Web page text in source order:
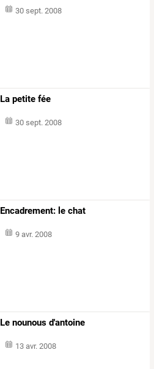
30 sept. 2008
La petite fée
30 sept. 2008
Encadrement: le chat
9 avr. 2008
Le nounous d'antoine
13 avr. 2008